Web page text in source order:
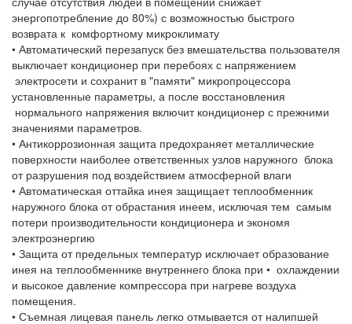
энергопотребление до 80%) с возможностью быстрого
возврата к комфортному микроклимату
• Автоматический перезапуск без вмешательства пользователя
выключает кондиционер при перебоях с напряжением
электросети и сохранит в "памяти" микропроцессора
установленные параметры, а после восстановления
нормального напряжения включит кондиционер с прежними
значениями параметров.
• Антикоррозионная защита предохраняет металлические
поверхности наиболее ответственных узлов наружного блока
от разрушения под воздействием атмосферной влаги
• Автоматическая оттайка инея защищает теплообменник
наружного блока от обрастания инеем, исключая тем самым
потери производительности кондиционера и экономя
электроэнергию
• Защита от предельных температур исключает образование
инея на теплообменнике внутреннего блока при • охлаждении
и высокое давление компрессора при нагреве воздуха
помещения.
• Съемная лицевая панель легко отмывается от налипшей